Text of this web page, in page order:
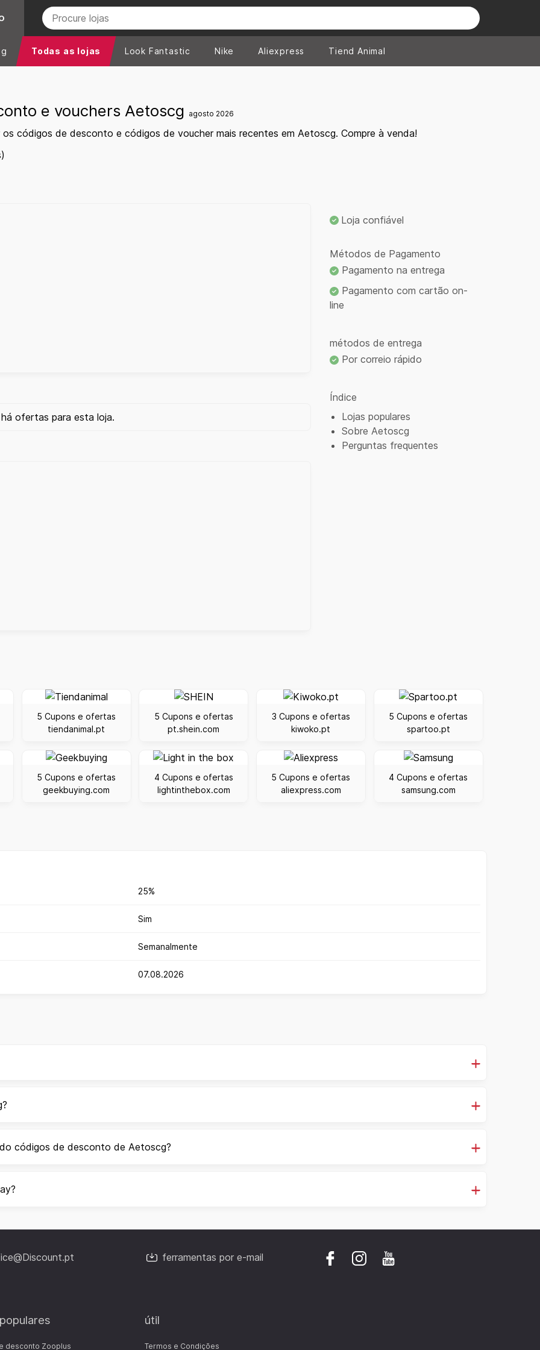
Todas as lojas Look Fantastic Nike Aliexpress Tiend Animal
e vouchers Aetoscg agosto 2026
códigos de desconto e códigos de voucher mais recentes em Aetoscg. Compre à venda!
ofertas para esta loja.
Loja confiável
Métodos de Pagamento
Pagamento na entrega
Pagamento com cartão on-
line
métodos de entrega
Por correio rápido
Índice
Lojas populares
Sobre Aetoscg
Perguntas frequentes
5 Cupons e ofertas
tiendanimal.pt
5 Cupons e ofertas
pt.shein.com
3 Cupons e ofertas
kiwoko.pt
5 Cupons e ofertas
spartoo.pt
5 Cupons e ofertas
geekbuying.com
4 Cupons e ofertas
lightinthebox.com
5 Cupons e ofertas
aliexpress.com
4 Cupons e ofertas
samsung.com
25%
Sim
Semanalmente
07.08.2026
códigos de desconto de Aetoscg?
ferramentas por e-mail
desconto Zooplus
útil
Termos e Condições